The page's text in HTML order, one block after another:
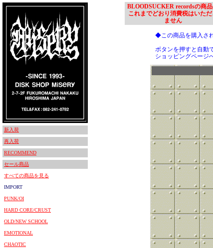
新入荷
再入荷
RECOMMEND
セール商品
すべての商品を見る
IMPORT
PUNK/OI
HARD CORE/CRUST
OLD/NEW SCHOOL
EMOTIONAL
CHAOTIC
BLOODSUCKER recordsの商
これまでどおり消費税はいただ
ません
◆この商品を購入さ
ボタンを押すと自動
ショッピングページ